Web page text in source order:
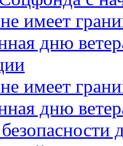
имеет
дню
имеет
дню